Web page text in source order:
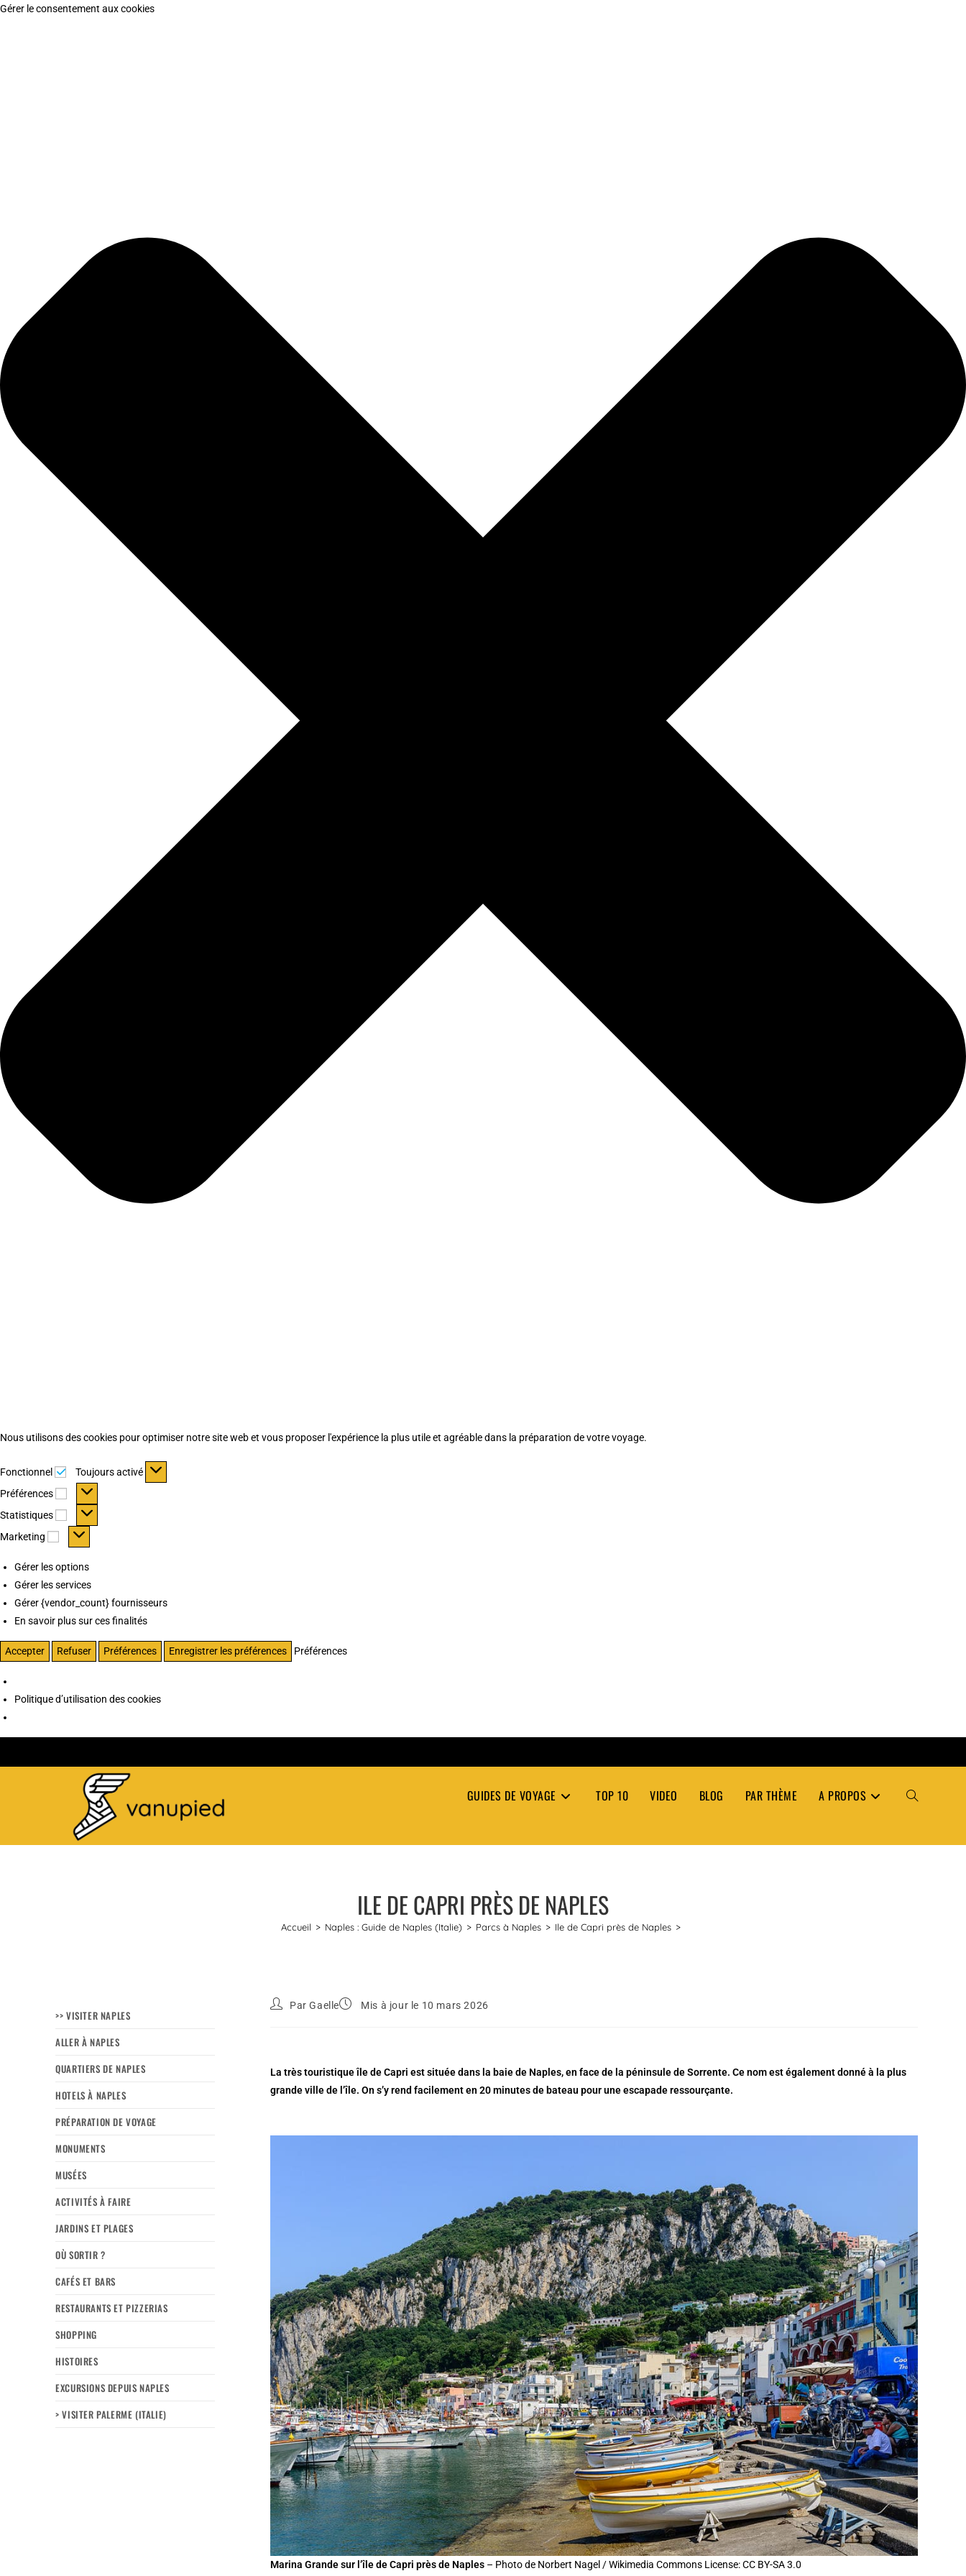
Gérer le consentement aux cookies
Nous utilisons des cookies pour optimiser notre site web et vous proposer l'expérience la plus utile et agréable dans la préparation de votre voyage.
Fonctionnel Fonctionnel
Toujours activé
Préférences
Préférences
Statistiques Statistiques
Marketing Marketing
Gérer les options
Gérer les services
Gérer {vendor_count} fournisseurs
En savoir plus sur ces finalités
Accepter Refuser Préférences Enregistrer les préférences Préférences
Politique d’utilisation des cookies
GUIDES DE VOYAGE TOP 10 VIDEO BLOG PAR THÈME A PROPOS TOGGLE
ILE DE CAPRI PRÈS DE NAPLES
Accueil > Naples : Guide de Naples (Italie) > Parcs à Naples > Ile de Capri près de Naples >
>> VISITER NAPLES
ALLER À NAPLES
QUARTIERS DE NAPLES
HOTELS À NAPLES
PRÉPARATION DE VOYAGE
MONUMENTS
MUSÉES
ACTIVITÉS À FAIRE
JARDINS ET PLAGES
OÙ SORTIR ?
CAFÉS ET BARS
RESTAURANTS ET PIZZERIAS
SHOPPING
HISTOIRES
EXCURSIONS DEPUIS NAPLES
> VISITER PALERME (ITALIE)
ParGaelle Mis à jour le 10 mars 2026
La très touristique île de Capri est située dans la baie de Naples, en face de la péninsule de Sorrente. Ce nom est également donné à la plus
grande ville de l’île. On s’y rend facilement en 20 minutes de bateau pour une escapade ressourçante.
Marina Grande sur l’île de Capri près de Naples – Photo de Norbert Nagel / Wikimedia Commons License: CC BY-SA 3.0